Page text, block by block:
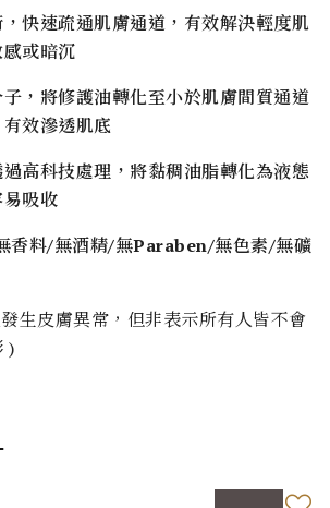
快速疏通肌膚通道，有效解決輕度肌
或暗沉
，將修護油轉化至小於肌膚間質通道
效滲透肌底
高科技處理，將黏稠油脂轉化為液態
吸收
香料/無酒精/無Paraben/無色素/無礦
生皮膚異常，但非表示所有人皆不會
)